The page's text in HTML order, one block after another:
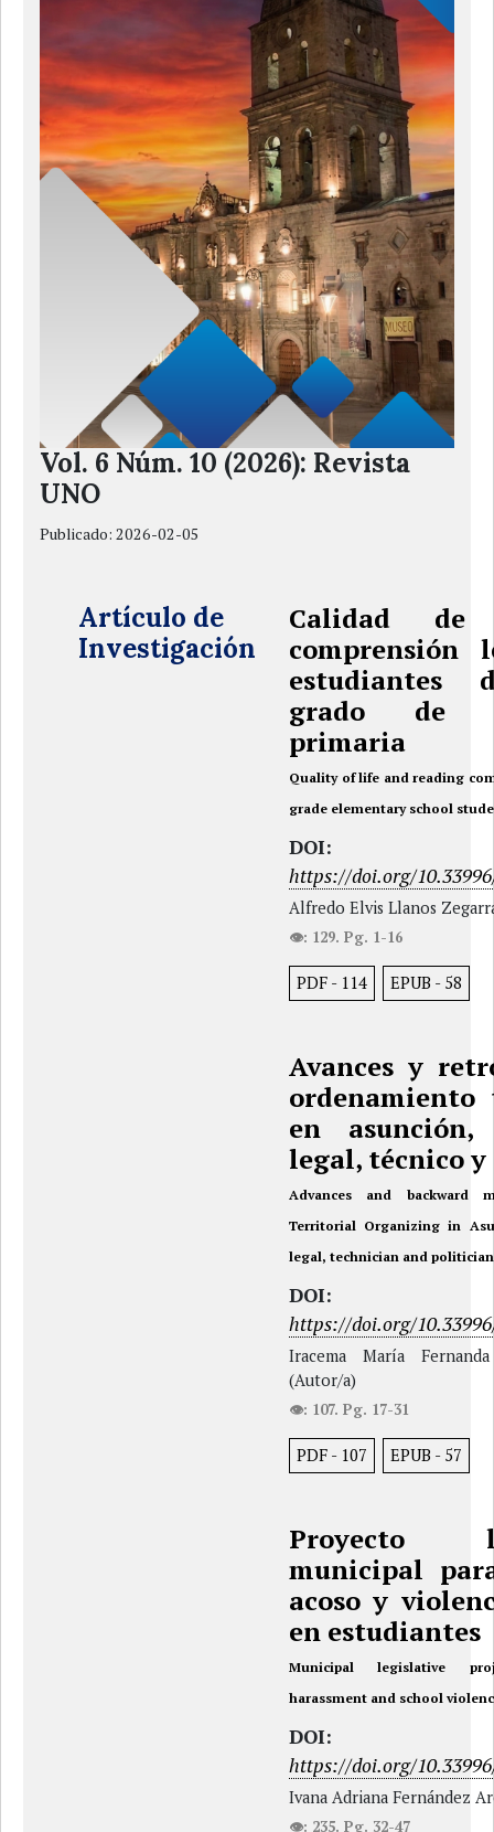
Vol. 6 Núm. 10 (2026): Revista
UNO
Publicado: 2026-02-05
Artículo de
Investigación
Calidad
comprensión
estudiantes
grado de
primaria
Quality of life and reading
grade elementary school
DOI:
https://doi.org/
Alfredo Elvis Llanos
👁: 129. Pg. 1-16
PDF - 114 EPUB - 58
Avances y
en
legal, técnico
Advances and backward
Territorial Organizing in
legal, technician and politician
DOI:
https://doi.org/
Iracema María
(Autor/a)
👁: 107. Pg. 17-31
PDF - 107 EPUB - 57
Proyecto
municipal
acoso y
en estudiantes
Municipal legislative
harassment and school
DOI:
https://doi.org/
Ivana Adriana Fernández
👁: 235. Pg. 32-47